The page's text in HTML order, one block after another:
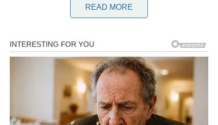
prisutne i nikoga nije ostavila ravnodušnim.
READ MORE